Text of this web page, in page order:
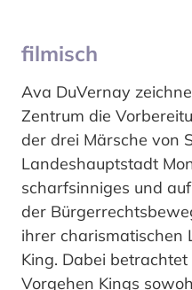
filmisch
Ava DuVernay
Zentrum die
der drei Märsche von
Landeshauptstadt
scharfsinniges und
der
ihrer charismatischen
King. Dabei
Vorgehen Kings